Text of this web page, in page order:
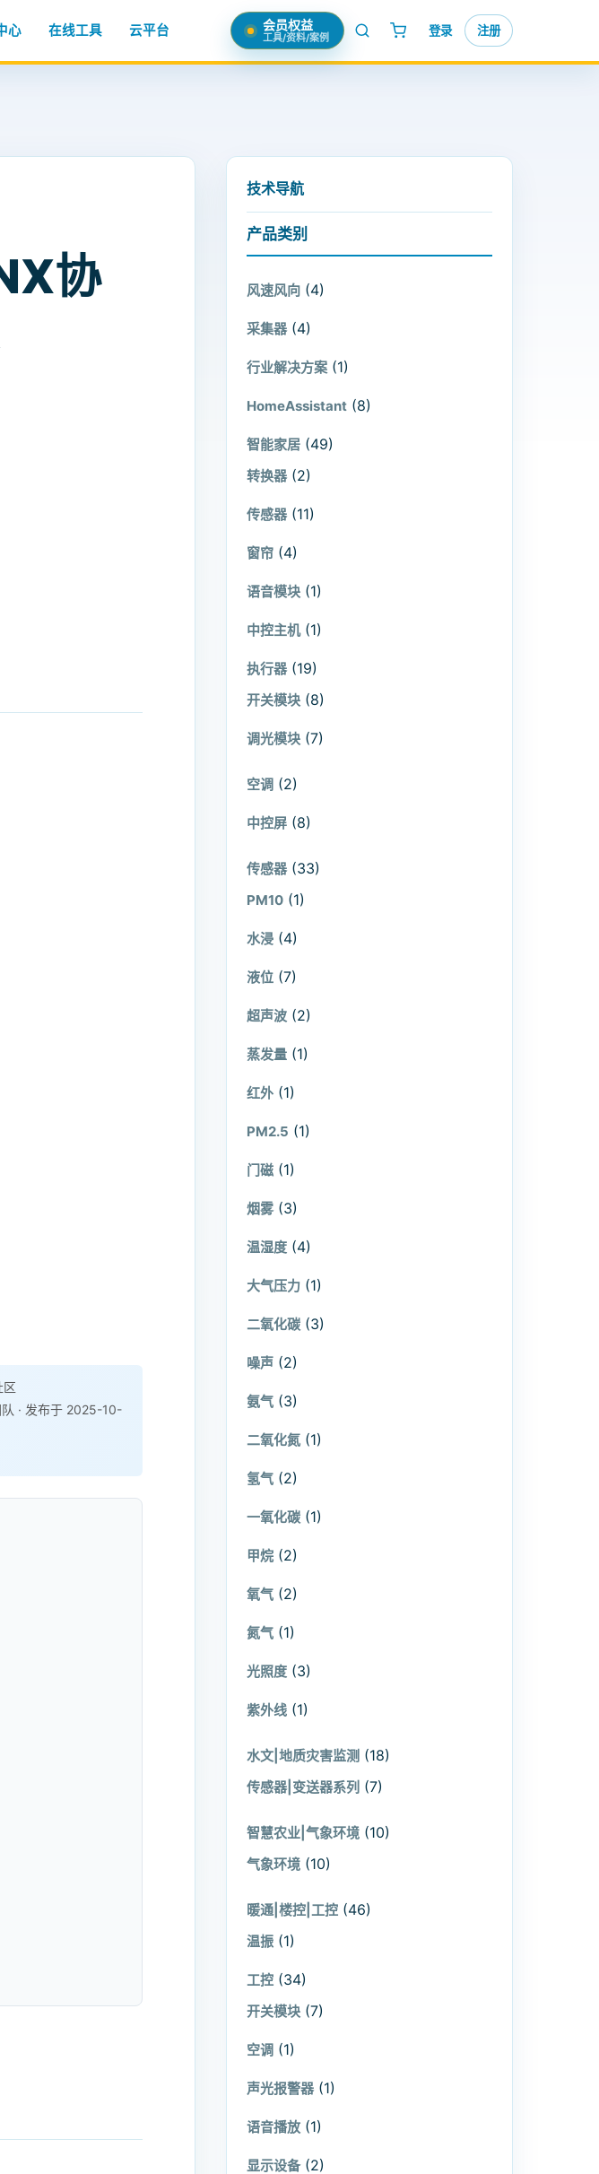
心 在线工具 云平台 会员权益
工具/资料/案例 登录 注册
协
· 发布于 2025-10-
技术导航
产品类别
风速风向 (4)
采集器 (4)
行业解决方案 (1)
HomeAssistant (8)
智能家居 (49)
转换器 (2)
传感器 (11)
窗帘 (4)
语音模块 (1)
中控主机 (1)
执行器 (19)
开关模块 (8)
调光模块 (7)
空调 (2)
中控屏 (8)
传感器 (33)
PM10 (1)
水浸 (4)
液位 (7)
超声波 (2)
蒸发量 (1)
红外 (1)
PM2.5 (1)
门磁 (1)
烟雾 (3)
温湿度 (4)
大气压力 (1)
二氧化碳 (3)
噪声 (2)
氨气 (3)
二氧化氮 (1)
氢气 (2)
一氧化碳 (1)
甲烷 (2)
氧气 (2)
氮气 (1)
光照度 (3)
紫外线 (1)
水文|地质灾害监测 (18)
传感器|变送器系列 (7)
智慧农业|气象环境 (10)
气象环境 (10)
暖通|楼控|工控 (46)
温振 (1)
工控 (34)
开关模块 (7)
空调 (1)
声光报警器 (1)
语音播放 (1)
显示设备 (2)